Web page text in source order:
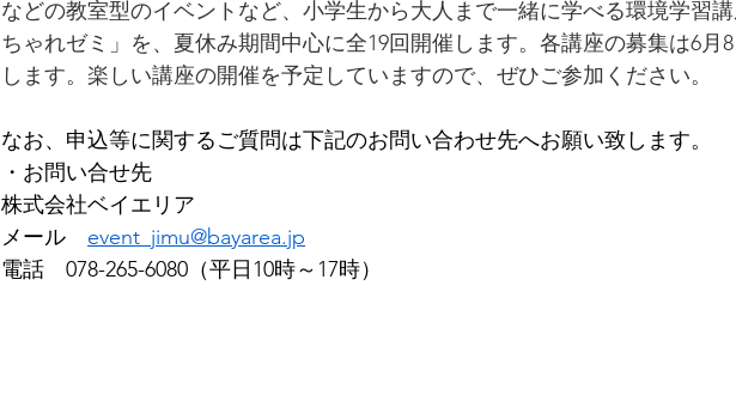
などの教室型のイベントなど、小学生から大人まで一緒に学べる環境学習
ちゃれゼミ」を、夏休み期間中心に全19回開催します。各講座の募集は6月
します。楽しい講座の開催を予定していますので、ぜひご参加ください。
なお、申込等に関するご質問は下記のお問い合わせ先へお願い致します。
・お問い合せ先
株式会社ベイエリア
メール event_jimu@bayarea.jp
電話　078-265-6080（平日10時～17時）